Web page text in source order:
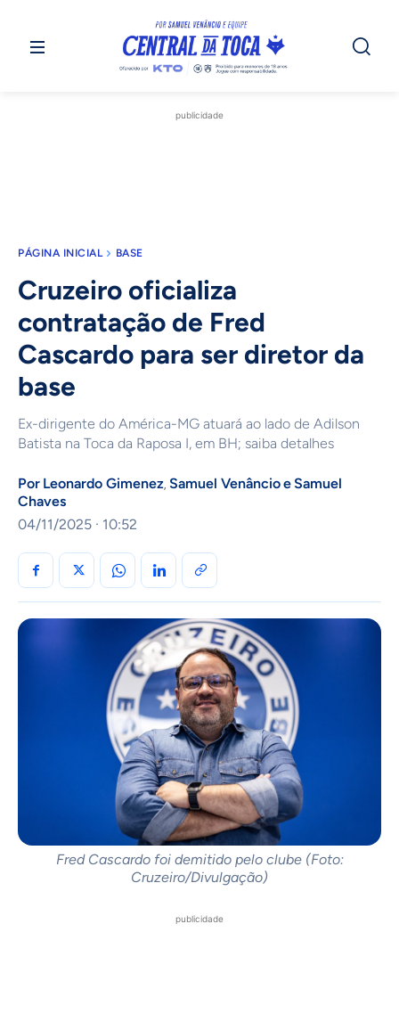
publicidade
PÁGINA INICIAL BASE
Cruzeiro oficializa
contratação de Fred
Cascardo para ser diretor da
base
Ex-dirigente do América-MG atuará ao lado de Adilson
Batista na Toca da Raposa I, em BH; saiba detalhes
Por Leonardo Gimenez Samuel Venâncioe Samuel
Chaves
04/11/2025 · 10:52
Fred Cascardo foi demitido pelo clube (Foto:
Cruzeiro/Divulgação)
publicidade